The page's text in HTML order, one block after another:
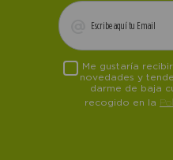
Me gustaría
novedades y
darme de baja
recogido en la